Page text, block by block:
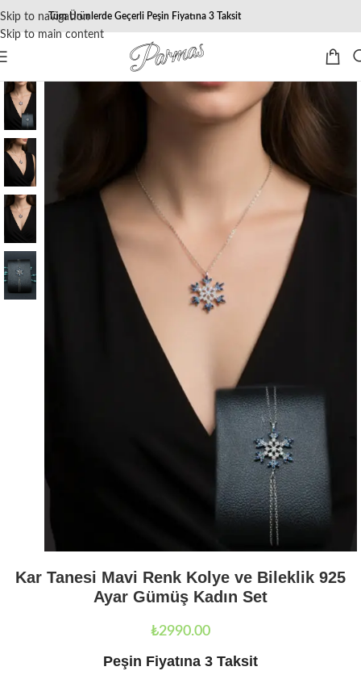
Skip to navigation
Skip to main content
Tüm Ürünlerde Geçerli Peşin Fiyatına 3 Taksit
Kar Tanesi Mavi Renk Kolye ve Bileklik 925
Ayar Gümüş Kadın Set
₺2990.00
Peşin Fiyatına 3 Taksit